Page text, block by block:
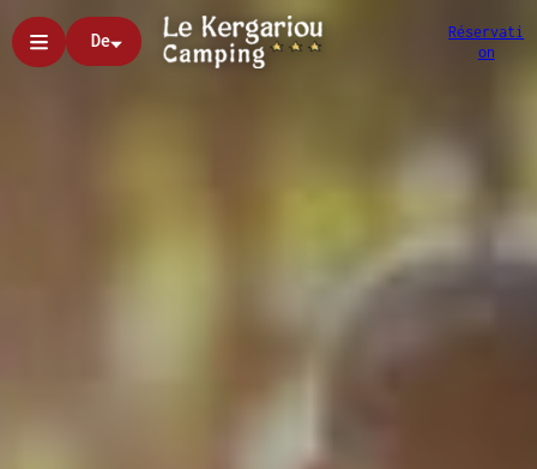
De
Réservati
on